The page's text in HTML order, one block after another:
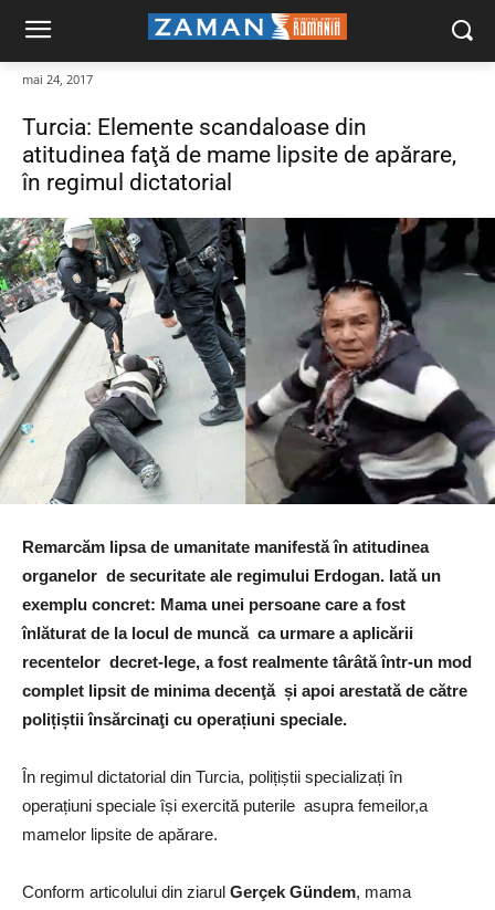
mai 24, 2017
Turcia: Elemente scandaloase din
atitudinea faţă de mame lipsite de apărare,
în regimul dictatorial
Remarcăm lipsa de umanitate manifestă în atitudinea
organelor de securitate ale regimului Erdogan. Iată un
exemplu concret: Mama unei persoane care a fost
înlăturat de la locul de muncă ca urmare a aplicării
recentelor decret-lege, a fost realmente târâtă într-un mod
complet lipsit de minima decenţă și apoi arestată de către
polițiștii însărcinaţi cu operațiuni speciale.
În regimul dictatorial din Turcia, polițiștii specializați în
operațiuni speciale își exercită puterile asupra femeilor,a
mamelor lipsite de apărare.
Conform articolului din ziarul Gerçek Gündem, mama